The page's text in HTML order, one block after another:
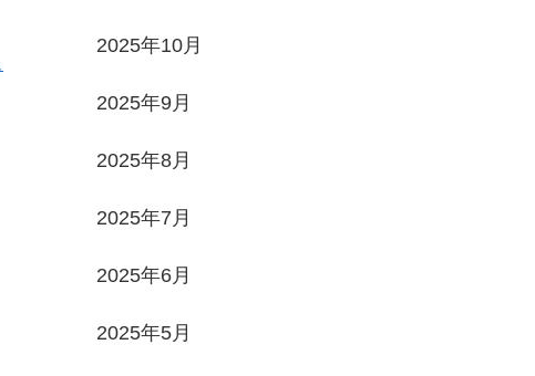
2025年10月
2025年9月
2025年8月
2025年7月
2025年6月
2025年5月